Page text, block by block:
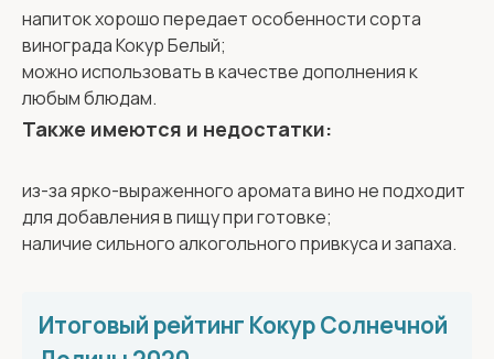
напиток хорошо передает особенности сорта
винограда Кокур Белый;
можно использовать в качестве дополнения к
любым блюдам.
Также имеются и недостатки:
из-за ярко-выраженного аромата вино не подходит
для добавления в пищу при готовке;
наличие сильного алкогольного привкуса и запаха.
Итоговый рейтинг Кокур Солнечной